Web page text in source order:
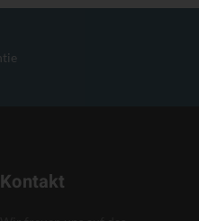
Kontakt